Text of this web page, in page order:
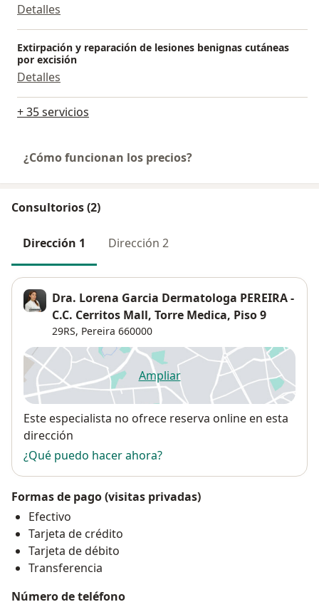
Detalles
Extirpación y reparación de lesiones benignas cutáneas
por excisión
Detalles
+ 35 servicios
¿Cómo funcionan los precios?
Consultorios (2)
Dirección 1 Dirección 2
Dra. Lorena Garcia Dermatologa PEREIRA -
C.C. Cerritos Mall, Torre Medica, Piso 9
29RS, Pereira 660000
Ampliarse abre en una nueva
Disponibilidad
Este especialista no ofrece reserva online en esta
dirección
¿Qué puedo hacer ahora?
Formas de pago (visitas privadas)
Efectivo
Tarjeta de crédito
Tarjeta de débito
Transferencia
Número de teléfono